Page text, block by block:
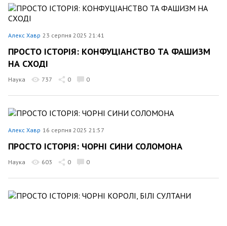
Алекс Хавр 23 серпня 2025 21:41
ПРОСТО ІСТОРІЯ: КОНФУЦІАНСТВО ТА ФАШИЗМ
НА СХОДІ
Наука 737 0 0
Алекс Хавр 16 серпня 2025 21:57
ПРОСТО ІСТОРІЯ: ЧОРНІ СИНИ СОЛОМОНА
Наука 603 0 0